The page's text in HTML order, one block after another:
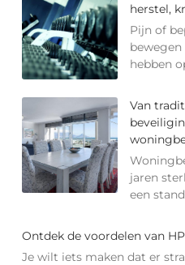
herstel,
Pijn of
hebben
Van
jaren
een
Ontdek de voordelen van
Je wilt iets maken dat er